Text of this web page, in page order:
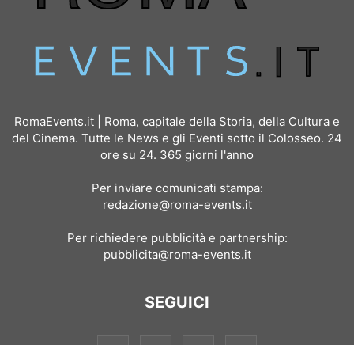
RomaEvents.it | Roma, capitale della Storia, della Cultura e
del Cinema. Tutte le News e gli Eventi sotto il Colosseo. 24
ore su 24. 365 giorni l'anno
Per inviare comunicati stampa:
redazione@roma-events.it
Per richiedere pubblicità e partnership:
pubblicita@roma-events.it
SEGUICI